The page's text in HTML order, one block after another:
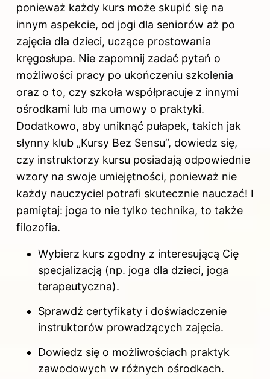
ponieważ każdy kurs może skupić się na
innym aspekcie, od jogi dla seniorów aż po
zajęcia dla dzieci, uczące prostowania
kręgosłupa. Nie zapomnij zadać pytań o
możliwości pracy po ukończeniu szkolenia
oraz o to, czy szkoła współpracuje z innymi
ośrodkami lub ma umowy o praktyki.
Dodatkowo, aby uniknąć pułapek, takich jak
słynny klub „Kursy Bez Sensu”, dowiedz się,
czy instruktorzy kursu posiadają odpowiednie
wzory na swoje umiejętności, ponieważ nie
każdy nauczyciel potrafi skutecznie nauczać! I
pamiętaj: joga to nie tylko technika, to także
filozofia.
Wybierz kurs zgodny z interesującą Cię
specjalizacją (np. joga dla dzieci, joga
terapeutyczna).
Sprawdź certyfikaty i doświadczenie
instruktorów prowadzących zajęcia.
Dowiedz się o możliwościach praktyk
zawodowych w różnych ośrodkach.